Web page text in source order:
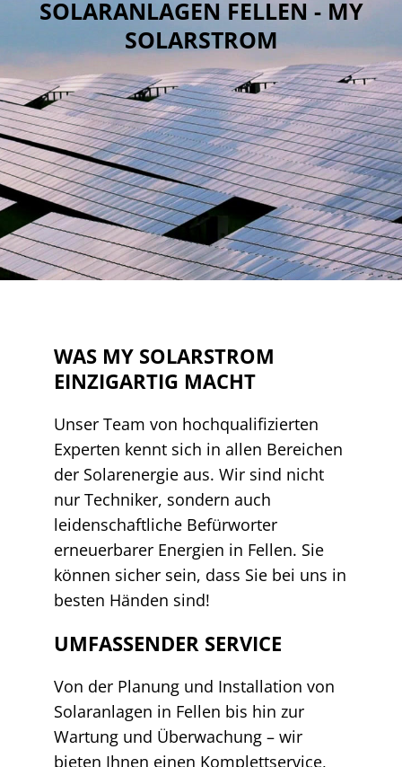
SOLARANLAGEN FELLEN - MY
SOLARSTROM
WAS MY SOLARSTROM
EINZIGARTIG MACHT
Unser Team von hochqualifizierten
Experten kennt sich in allen Bereichen
der Solarenergie aus. Wir sind nicht
nur Techniker, sondern auch
leidenschaftliche Befürworter
erneuerbarer Energien in Fellen. Sie
können sicher sein, dass Sie bei uns in
besten Händen sind!
UMFASSENDER SERVICE
Von der Planung und Installation von
Solaranlagen in Fellen bis hin zur
Wartung und Überwachung – wir
bieten Ihnen einen Komplettservice,